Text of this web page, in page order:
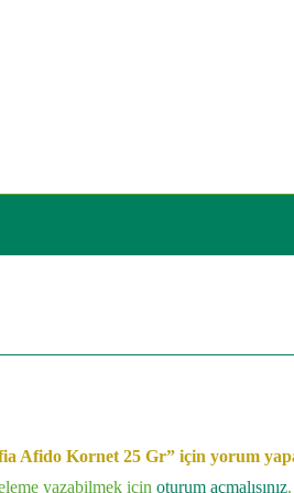
Afido Kornet 25 Gr” için yorum
yazabilmek için oturum açmalısınız.